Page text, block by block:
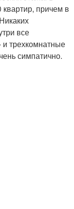
причем в
все
и трехкомнатные
симпатично.